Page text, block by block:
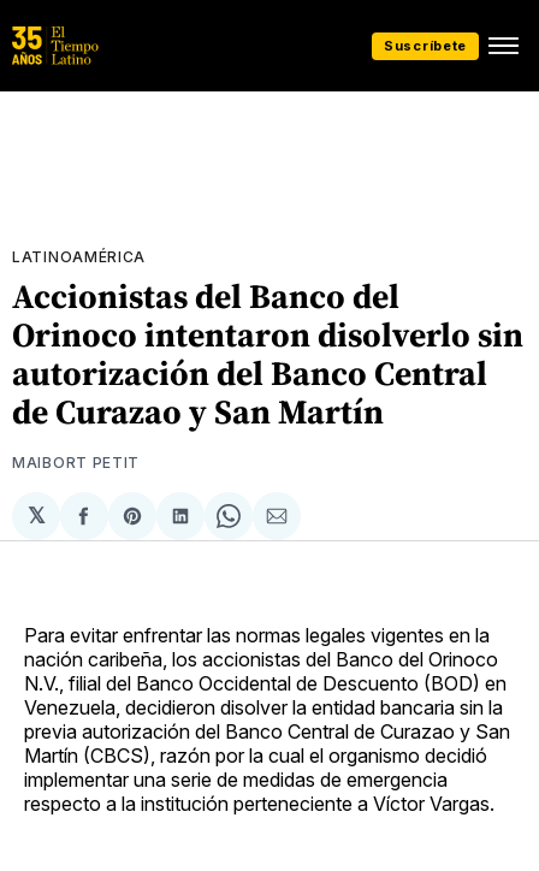
Suscríbete
LATINOAMÉRICA
Accionistas del Banco del
Orinoco intentaron disolverlo sin
autorización del Banco Central
de Curazao y San Martín
MAIBORT PETIT
𝕏
Compartir
en
Share
on
Compartir
en
Share
on
Compartir
via
Para evitar enfrentar las normas legales vigentes en la
nación caribeña, los accionistas del Banco del Orinoco
N.V., filial del Banco Occidental de Descuento (BOD) en
Venezuela, decidieron disolver la entidad bancaria sin la
previa autorización del Banco Central de Curazao y San
Martín (CBCS), razón por la cual el organismo decidió
implementar una serie de medidas de emergencia
respecto a la institución perteneciente a Víctor Vargas.